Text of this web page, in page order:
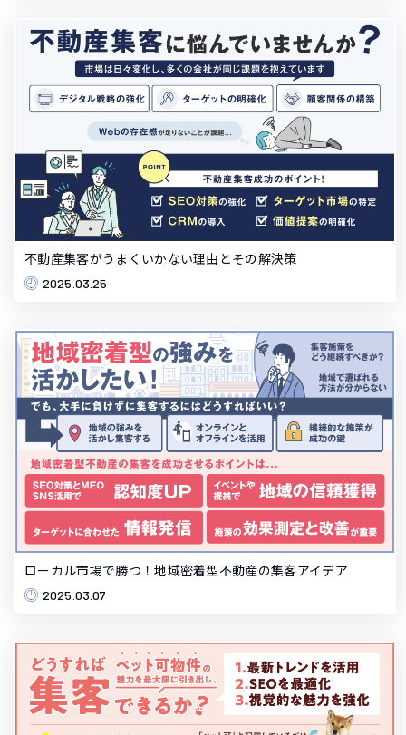
不動産集客がうまくいかない理由とその解決策
2025.03.25
ローカル市場で勝つ！地域密着型不動産の集客アイデア
2025.03.07